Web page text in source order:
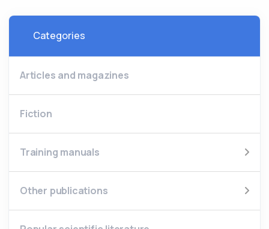
Categories
Articles and magazines
Fiction
Training manuals
Other publications